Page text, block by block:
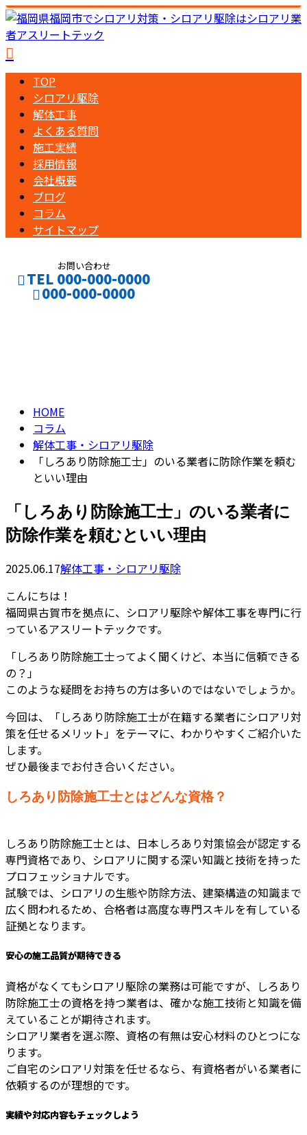
TOP
シロアリ駆除
解体工事
よくある質問
施工実績
採用情報
会社概要
ブログ
コラム
サイトマップ
お問い合わせ
TEL 000-000-0000
000-000-0000
HOME
コラム
解体工事・シロアリ駆除
「しろあり防除施工士」のいる業者に防除作業を頼む
といい理由
「しろあり防除施工士」のいる業者に
防除作業を頼むといい理由
2025.06.17解体工事・シロアリ駆除
こんにちは！
福岡県古賀市を拠点に、シロアリ駆除や解体工事を専門に行
っているアスリートテックです。
「しろあり防除施工士ってよく聞くけど、本当に信頼できる
の？」
このような疑問をお持ちの方は多いのではないでしょうか。
今回は、「しろあり防除施工士が在籍する業者にシロアリ対
策を任せるメリット」をテーマに、わかりやすくご紹介いた
します。
ぜひ最後までお付き合いください。
しろあり防除施工士とはどんな資格？
しろあり防除施工士とは、日本しろあり対策協会が認定する
専門資格であり、シロアリに関する深い知識と技術を持った
プロフェッショナルです。
試験では、シロアリの生態や防除方法、建築構造の知識まで
広く問われるため、合格者は高度な専門スキルを有している
証拠となります。
安心の施工品質が期待できる
資格がなくてもシロアリ駆除の業務は可能ですが、しろあり
防除施工士の資格を持つ業者は、確かな施工技術と知識を備
えていることが期待されます。
シロアリ業者を選ぶ際、資格の有無は安心材料のひとつにな
ります。
ご自宅のシロアリ対策を任せるなら、有資格者がいる業者に
依頼するのが理想的です。
実績や対応内容もチェックしよう